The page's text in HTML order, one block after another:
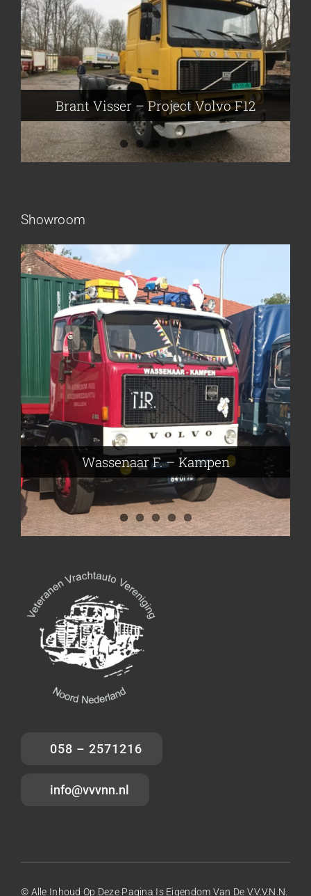
Brant Visser – Project Volvo F12
Flikkema – Spijk
Brant Visser – Project Volvo F88
Auke van der Kooi – Projekt Scania
John Moesker – Project Bedford
Showroom
Wassenaar F. – Kampen
Nijmeier Erwin – Smilde
Frieling Koos – Klazienaveen
Hartog den Richard – Borculo
Leeuwen van Joop – Leek
058 – 2571216
info@vvvnn.nl
© Alle Inhoud Op Deze Pagina Is Eigendom Van De V.V.V.N.N.